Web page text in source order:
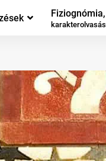
Fiziognómia,
karakterolvasás